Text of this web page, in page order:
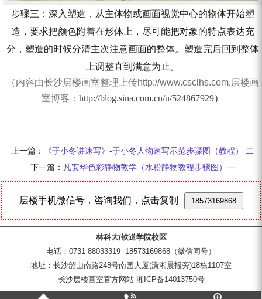
步骤三：深入塑造，从主体物或画面视觉中心的物体开始塑
造，要求把颜色附着在形体上，尽可能把对象的特点表达充
分，塑造的时候分清主次注意画面的整体。塑造完后回到整体
上调整直到满意为止。
（内容由长沙层楼画室整理上传http://www.csclhs.com,层楼画
室博客： http://blog.sina.com.cn/u/524867929）
上一篇 ： 《于小冬讲速写》-于小冬人物速写示范步骤图（教程） 二
下一篇： 凡安华色彩静物教学（水粉静物教程步骤图）一
层楼手机微信号，咨询我们，点击复制 18573169868
林科大/铁道学院校区
电话：0731-88033319 18573169868（微信同号）
地址：长沙韶山南路248号南园大厦(潇湘晨报旁)18栋1107室
长沙层楼画室官方网站 湘ICP备14013750号